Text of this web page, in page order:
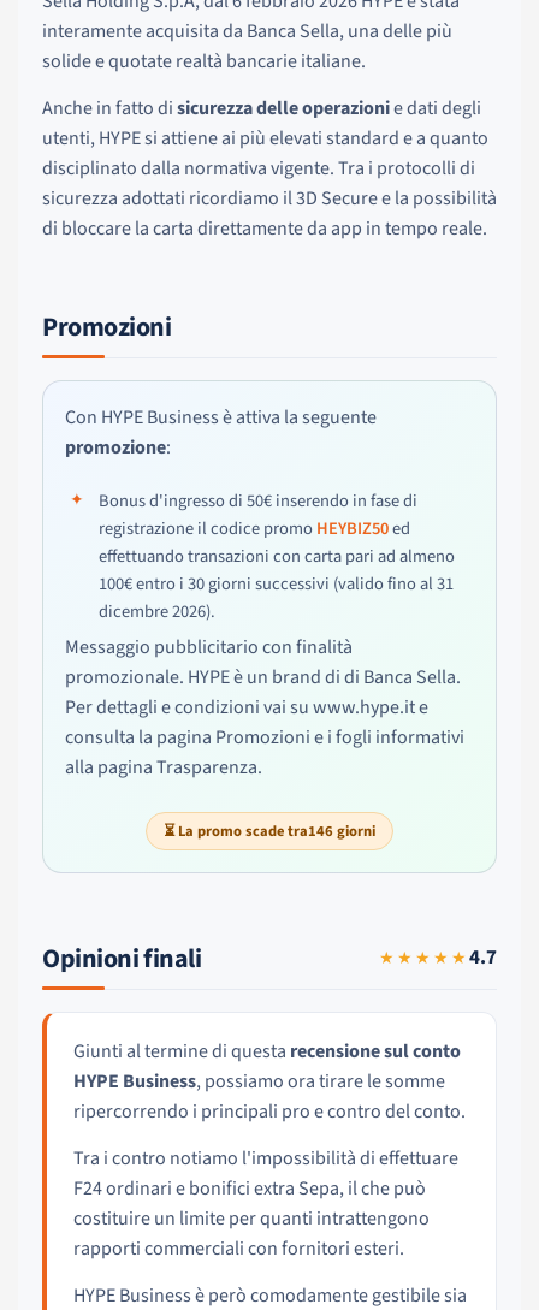
interamente acquisita da Banca Sella, una delle più
solide e quotate realtà bancarie italiane.
Anche in fatto disicurezza delle operazionie dati degli
utenti, HYPE si attiene ai più elevati standard e a quanto
disciplinato dalla normativa vigente. Tra i protocolli di
sicurezza adottati ricordiamo il 3D Secure e la possibilità
di bloccare la carta direttamente da app in tempo reale.
Promozioni
Con HYPE Business è attiva la seguente
promozione:
Bonus d'ingresso di 50€ inserendo in fase di
registrazione il codice promoHEYBIZ50ed
effettuando transazioni con carta pari ad almeno
100€ entro i 30 giorni successivi (valido fino al 31
dicembre 2026).
Messaggio pubblicitario con finalità
promozionale. HYPE è un brand di di Banca Sella.
Per dettagli e condizioni vai su www.hype.it e
consulta la pagina Promozioni e i fogli informativi
alla pagina Trasparenza.
⏳ La promo scade tra146giorni
Opinioni finali ★★★★★4.7
Giunti al termine di questa recensione sul conto
HYPE Business, possiamo ora tirare le somme
ripercorrendo i principali pro e contro del conto.
Tra i contro notiamo l'impossibilità di effettuare
F24 ordinari e bonifici extra Sepa, il che può
costituire un limite per quanti intrattengono
rapporti commerciali con fornitori esteri.
HYPE Business è però comodamente gestibile sia